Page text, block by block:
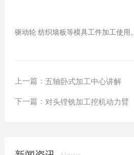
驱动轮 纺织墙板等模具工件加工使用。
上一篇： 五轴卧式加工中心讲解
下一篇： 对头镗铣加工挖机动力臂